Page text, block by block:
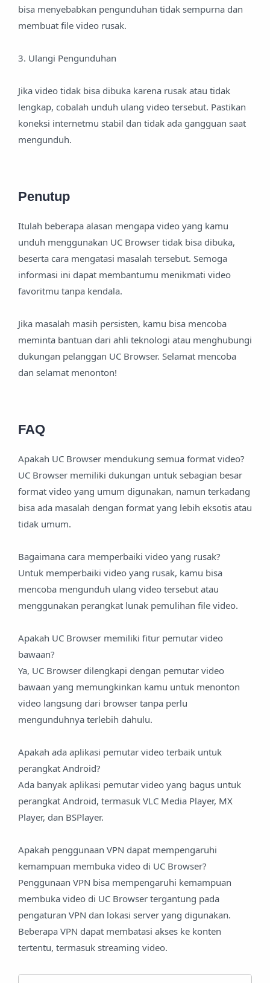
bisa menyebabkan pengunduhan tidak sempurna dan
membuat file video rusak.
3. Ulangi Pengunduhan
Jika video tidak bisa dibuka karena rusak atau tidak
lengkap, cobalah unduh ulang video tersebut. Pastikan
koneksi internetmu stabil dan tidak ada gangguan saat
mengunduh.
Penutup
Itulah beberapa alasan mengapa video yang kamu
unduh menggunakan UC Browser tidak bisa dibuka,
beserta cara mengatasi masalah tersebut. Semoga
informasi ini dapat membantumu menikmati video
favoritmu tanpa kendala.
Jika masalah masih persisten, kamu bisa mencoba
meminta bantuan dari ahli teknologi atau menghubungi
dukungan pelanggan UC Browser. Selamat mencoba
dan selamat menonton!
FAQ
Apakah UC Browser mendukung semua format video?
UC Browser memiliki dukungan untuk sebagian besar
format video yang umum digunakan, namun terkadang
bisa ada masalah dengan format yang lebih eksotis atau
tidak umum.
Bagaimana cara memperbaiki video yang rusak?
Untuk memperbaiki video yang rusak, kamu bisa
mencoba mengunduh ulang video tersebut atau
menggunakan perangkat lunak pemulihan file video.
Apakah UC Browser memiliki fitur pemutar video
bawaan?
Ya, UC Browser dilengkapi dengan pemutar video
bawaan yang memungkinkan kamu untuk menonton
video langsung dari browser tanpa perlu
mengunduhnya terlebih dahulu.
Apakah ada aplikasi pemutar video terbaik untuk
perangkat Android?
Ada banyak aplikasi pemutar video yang bagus untuk
perangkat Android, termasuk VLC Media Player, MX
Player, dan BSPlayer.
Apakah penggunaan VPN dapat mempengaruhi
kemampuan membuka video di UC Browser?
Penggunaan VPN bisa mempengaruhi kemampuan
membuka video di UC Browser tergantung pada
pengaturan VPN dan lokasi server yang digunakan.
Beberapa VPN dapat membatasi akses ke konten
tertentu, termasuk streaming video.